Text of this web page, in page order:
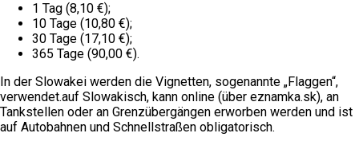
1 Tag (8,10 €);
10 Tage (10,80 €);
30 Tage (17,10 €);
365 Tage (90,00 €).
In der Slowakei werden die Vignetten, sogenannte „Flaggen“,
verwendet.auf Slowakisch, kann online (über eznamka.sk), an
Tankstellen oder an Grenzübergängen erworben werden und ist
auf Autobahnen und Schnellstraßen obligatorisch.